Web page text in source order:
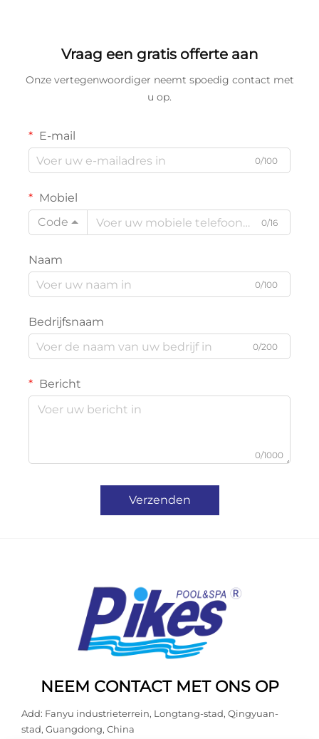
Vraag een gratis offerte aan
Onze vertegenwoordiger neemt spoedig contact met
u op.
E-mail
0/100
Mobiel
Code
0/16
Naam
0/100
Bedrijfsnaam
0/200
Bericht
0/1000
Verzenden
NEEM CONTACT MET ONS OP
Add: Fanyu industrieterrein, Longtang-stad, Qingyuan-
stad, Guangdong, China